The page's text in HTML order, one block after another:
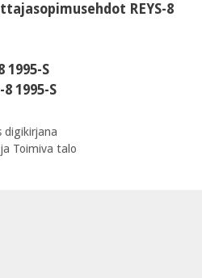
REYS-8
1995-S
1995-S
digikirjana
Toimiva talo